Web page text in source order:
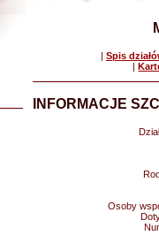
| Spis
|
INFORMACJE
Osoby